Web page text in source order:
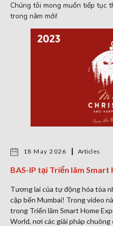
Chúng tôi mong muốn tiếp tục
trong năm mới!
18 May 2026 Articles
BAS-IP tại Triển lãm
Tương lai của tự động hóa tòa
cập bến Mumbai! Trong video
trong Triển lãm Smart Home
World, nơi các giải pháp